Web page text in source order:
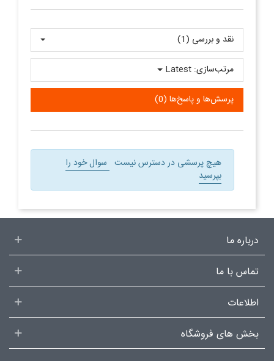
نقد و بررسی‌‌ (1)
پرسش‌ها و پاسخ‌ها (0)
مرتب‌سازی: Latest
هیچ پرسشی در دسترس نیست سوال خود را
بپرسید
درباره ما
تماس با ما
اطلاعات
بخش های فروشگاه